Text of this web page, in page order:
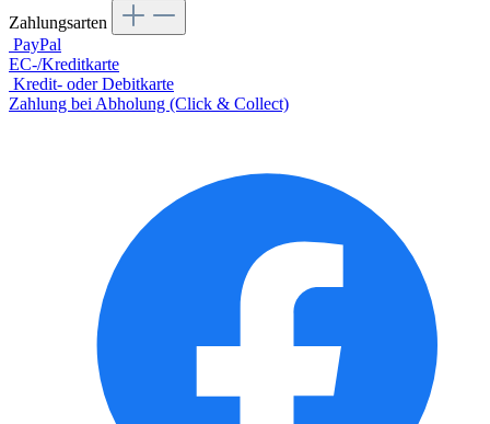
Zahlungsarten
PayPal
EC-/Kreditkarte
Kredit- oder Debitkarte
Zahlung bei Abholung (Click & Collect)